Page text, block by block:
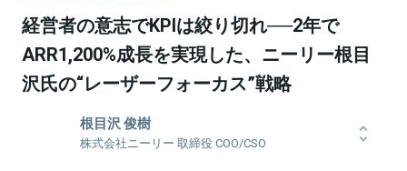
経営者の意志でKPIは絞り切れ──2年で
ARR1,200%成長を実現した、ニーリー根目
沢氏の“レーザーフォーカス”戦略
根目沢 俊樹
株式会社ニーリー 取締役 COO/CSO